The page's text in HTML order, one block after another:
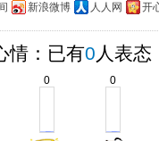
新浪微博 人人网 开
情：已有0 人表态
0 0